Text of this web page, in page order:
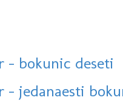
- bokunic deseti
- jedanaesti